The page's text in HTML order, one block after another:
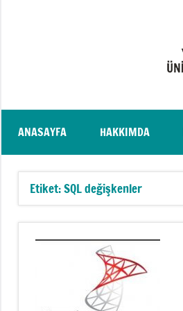
ANASAYFA HAKKIMDA
Etiket:SQL değişkenler